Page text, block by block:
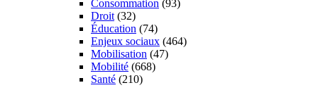
Consommation (93)
Droit (32)
Éducation (74)
Enjeux sociaux (464)
Mobilisation (47)
Mobilité (668)
Santé (210)